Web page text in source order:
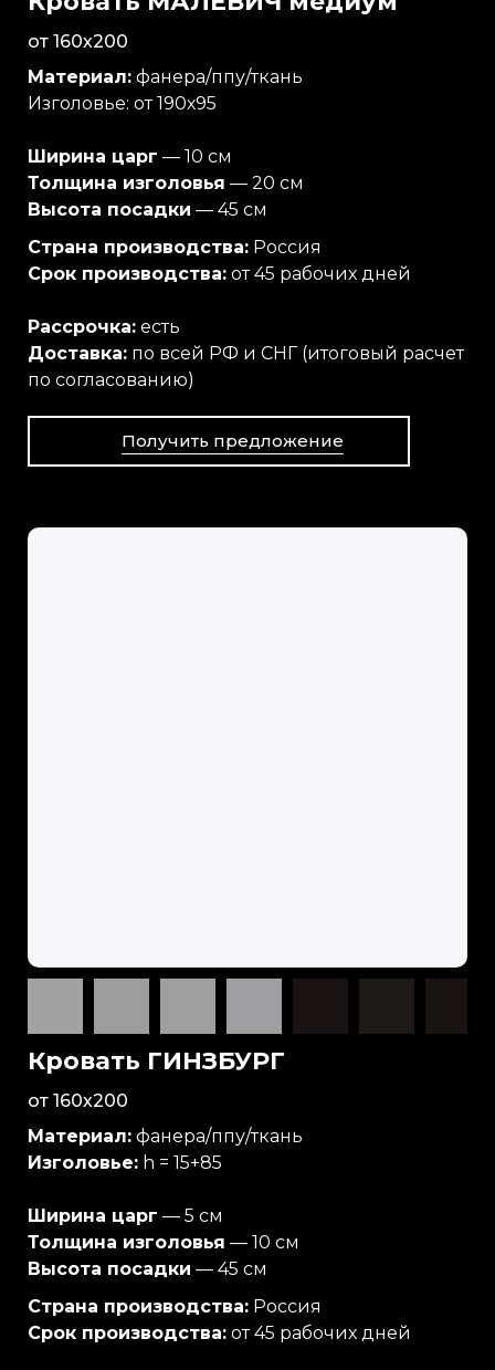
от 160х200
Материал: фанера/ппу/ткань
Изголовье: от 190х95
Ширина царг — 10 см
Толщина изголовья — 20 см
Высота посадки — 45 см
Страна производства: Россия
Срок производства: от 45 рабочих дней
Рассрочка: есть
Доставка: по всей РФ и СНГ (итоговый расчет
по согласованию)
Получить предложение
Кровать ГИНЗБУРГ
от 160х200
Материал: фанера/ппу/ткань
Изголовье: h = 15+85
Ширина царг — 5 см
Толщина изголовья — 10 см
Высота посадки — 45 см
Страна производства: Россия
Срок производства: от 45 рабочих дней